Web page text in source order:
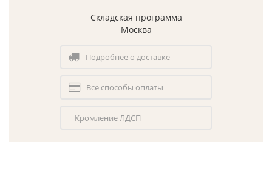
Складская программа
Москва
Подробнее о доставке
Все способы оплаты
Кромление ЛДСП